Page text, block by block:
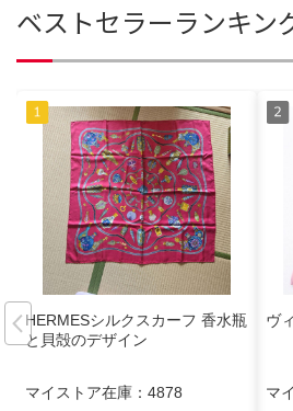
ベストセラーランキン
HERMESシルクスカーフ 香水瓶
と貝殻のデザイン
マイストア在庫： 4878
ヴ
マ